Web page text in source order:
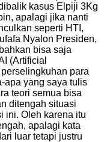
kasus Elpiji 3Kg
apalagi jika nanti
seperti HTI,
Nyalon Presiden,
bisa saja
(Artificial
para
apa yang saya tulis
teori semua bisa
ditengah situasi
ini. Oleh karena itu
apalagi kata
luar tetapi justru